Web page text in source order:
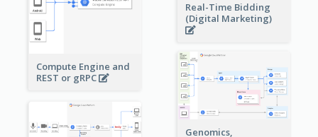
Real-Time Bidding
(Digital Marketing)
Compute Engine and
REST or gRPC
Genomics,